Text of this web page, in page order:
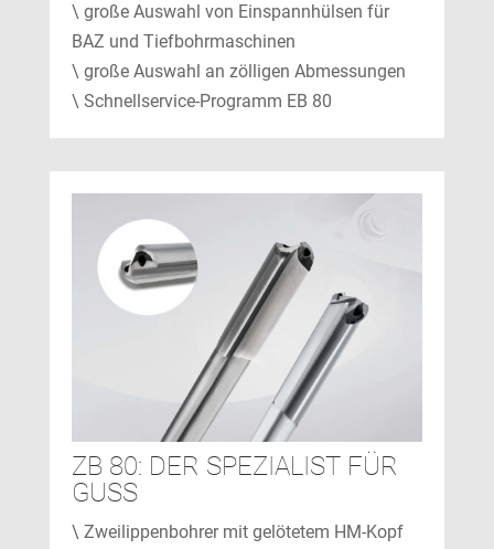
\ große Auswahl von Einspannhülsen für
BAZ und Tiefbohrmaschinen
\ große Auswahl an zölligen Abmessungen
\ Schnellservice-Programm EB 80
ZB 80: DER SPEZIALIST FÜR
GUSS
\ Zweilippenbohrer mit gelötetem HM-Kopf